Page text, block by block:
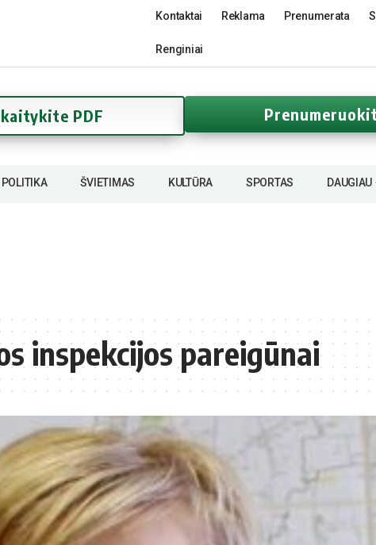
Kontaktai Reklama Prenumerata
Renginiai
PDF
POLITIKA ŠVIETIMAS KULTŪRA SPORTAS DAUGIAU
inspekcijos pareigūnai